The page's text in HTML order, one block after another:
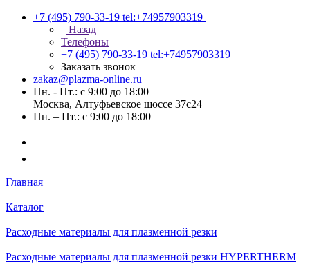
+7 (495) 790-33-19 tel:+74957903319
Назад
Телефоны
+7 (495) 790-33-19 tel:+74957903319
Заказать звонок
zakaz@plazma-online.ru
Пн. - Пт.: с 9:00 до 18:00
Москва, Алтуфьевское шоссе 37с24
Пн. – Пт.: с 9:00 до 18:00
Главная
Каталог
Расходные материалы для плазменной резки
Расходные материалы для плазменной резки HYPERTHERM